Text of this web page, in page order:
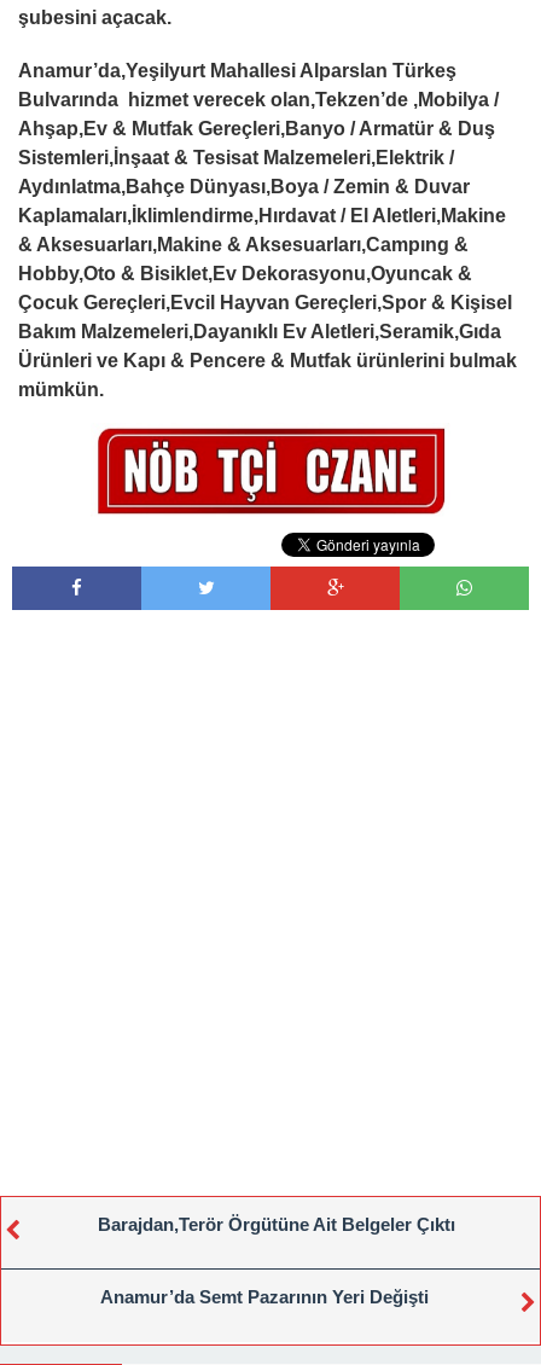
şubesini açacak.
Anamur’da,Yeşilyurt Mahallesi Alparslan Türkeş
Bulvarında hizmet verecek olan,Tekzen’de ,Mobilya /
Ahşap,Ev & Mutfak Gereçleri,Banyo / Armatür & Duş
Sistemleri,İnşaat & Tesisat Malzemeleri,Elektrik /
Aydınlatma,Bahçe Dünyası,Boya / Zemin & Duvar
Kaplamaları,İklimlendirme,Hırdavat / El Aletleri,Makine
& Aksesuarları,Makine & Aksesuarları,Campıng &
Hobby,Oto & Bisiklet,Ev Dekorasyonu,Oyuncak &
Çocuk Gereçleri,Evcil Hayvan Gereçleri,Spor & Kişisel
Bakım Malzemeleri,Dayanıklı Ev Aletleri,Seramik,Gıda
Ürünleri ve Kapı & Pencere & Mutfak ürünlerini bulmak
mümkün.
Barajdan,Terör Örgütüne Ait Belgeler Çıktı
Anamur’da Semt Pazarının Yeri Değişti